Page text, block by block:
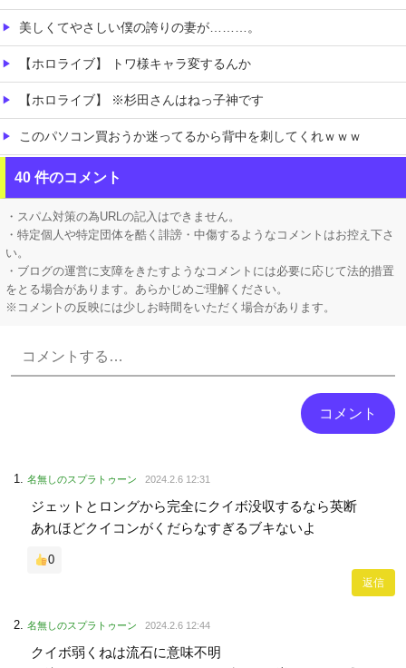
美しくてやさしい僕の誇りの妻が………。
【ホロライブ】 トワ様キャラ変するんか
【ホロライブ】 ※杉田さんはねっ子神です
このパソコン買おうか迷ってるから背中を刺してくれｗｗｗ
【朗報】 マツダ、新型CX-5が売れて黒字転換！！
移民ベトナム女達の宅飲み、レベチｗｗｗｗｗｗｗｗｗｗｗｗｗｗｗｗｗｗｗｗｗｗｗｗ
40 件のコメント
・スパム対策の為URLの記入はできません。
・特定個人や特定団体を酷く誹謗・中傷するようなコメントはお控え下さ
い。
・ブログの運営に支障をきたすようなコメントには必要に応じて法的措置
をとる場合があります。あらかじめご理解ください。
※コメントの反映には少しお時間をいただく場合があります。
名無しのスプラトゥーン 2024.2.6 12:31
ジェットとロングから完全にクイボ没収するなら英断
あれほどクイコンがくだらなすぎるブキないよ
0
返信
名無しのスプラトゥーン 2024.2.6 12:44
クイボ弱くねは流石に意味不明